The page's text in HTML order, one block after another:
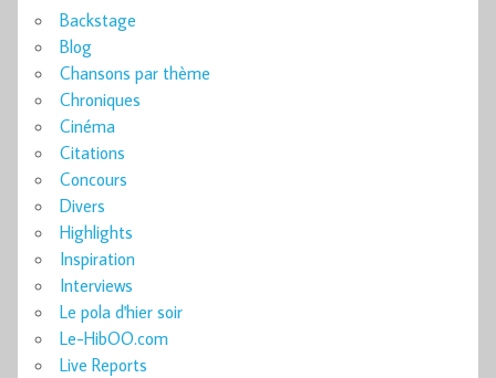
Backstage
Blog
Chansons par thème
Chroniques
Cinéma
Citations
Concours
Divers
Highlights
Inspiration
Interviews
Le pola d'hier soir
Le-HibOO.com
Live Reports